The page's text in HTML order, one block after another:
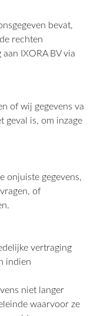
bevat,
rechten
IXORA BV via
of wij gegevens va
geval is, om inzage
onjuiste gegevens,
of
vertraging
indien
niet langer
waarvoor ze